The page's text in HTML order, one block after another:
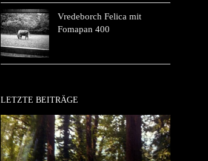
Vredeborch Felica mit
Fomapan 400
LETZTE BEITRÄGE